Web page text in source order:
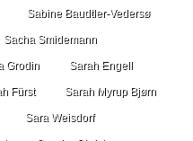
Sabine Baudtler-Vedersø
Sacha Smidemann
Grodin Sarah Engell
Fürst Sarah Myrup Bjørn
Sara Weisdorf